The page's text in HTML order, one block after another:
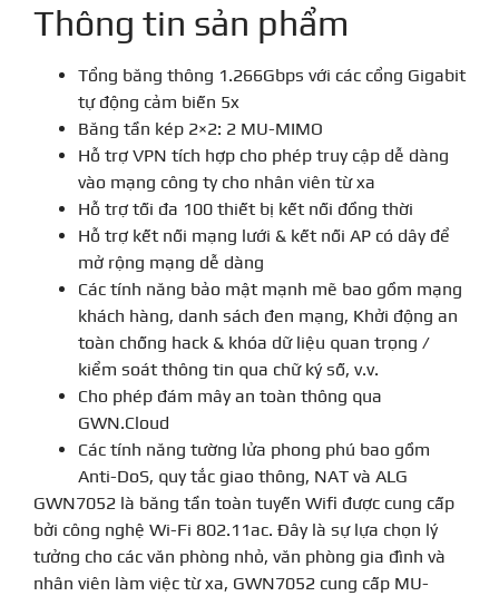
Thông tin sản phẩm
Tổng băng thông 1.266Gbps với các cổng Gigabit
tự động cảm biến 5x
Băng tần kép 2×2: 2 MU-MIMO
Hỗ trợ VPN tích hợp cho phép truy cập dễ dàng
vào mạng công ty cho nhân viên từ xa
Hỗ trợ tối đa 100 thiết bị kết nối đồng thời
Hỗ trợ kết nối mạng lưới & kết nối AP có dây để
mở rộng mạng dễ dàng
Các tính năng bảo mật mạnh mẽ bao gồm mạng
khách hàng, danh sách đen mạng, Khởi động an
toàn chống hack & khóa dữ liệu quan trọng /
kiểm soát thông tin qua chữ ký số, v.v.
Cho phép đám mây an toàn thông qua
GWN.Cloud
Các tính năng tường lửa phong phú bao gồm
Anti-DoS, quy tắc giao thông, NAT và ALG
GWN7052 là băng tần toàn tuyến Wifi được cung cấp
bởi công nghệ Wi-Fi 802.11ac. Đây là sự lựa chọn lý
tưởng cho các văn phòng nhỏ, văn phòng gia đình và
nhân viên làm việc từ xa, GWN7052 cung cấp MU-